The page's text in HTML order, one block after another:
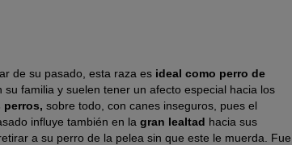
de su pasado, esta raza es ideal como perro de
familia y suelen tener un afecto especial hacia los
sobre todo, con canes inseguros, pues el
influye también en la gran lealtad hacia sus
a su perro de la pelea sin que este le muerda. Fue